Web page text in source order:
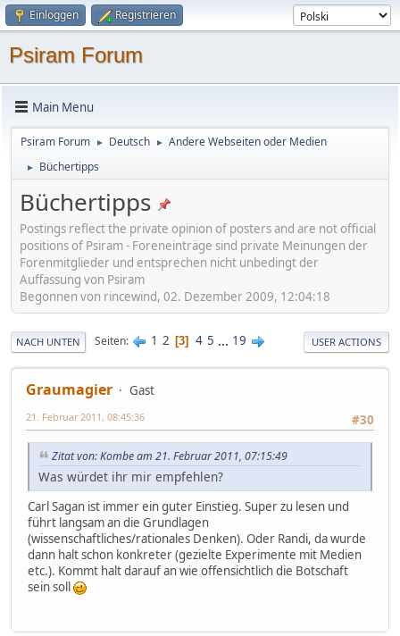
Einloggen Registrieren
Psiram Forum
Main Menu
Psiram Forum ► Deutsch ► Andere Webseiten oder Medien
► Büchertipps
Büchertipps
Postings reflect the private opinion of posters and are not official
positions of Psiram - Foreneinträge sind private Meinungen der
Forenmitglieder und entsprechen nicht unbedingt der
Auffassung von Psiram
Begonnen von rincewind, 02. Dezember 2009, 12:04:18
NACH UNTEN Seiten 1 2 3 4 5 ... 19 USER ACTIONS
Graumagier
Gast
#30
21. Februar 2011, 08:45:36
Zitat von: Kombe am 21. Februar 2011, 07:15:49
Was würdet ihr mir empfehlen?
Carl Sagan ist immer ein guter Einstieg. Super zu lesen und
führt langsam an die Grundlagen
(wissenschaftliches/rationales Denken). Oder Randi, da wurde
dann halt schon konkreter (gezielte Experimente mit Medien
etc.). Kommt halt darauf an wie offensichtlich die Botschaft
sein soll